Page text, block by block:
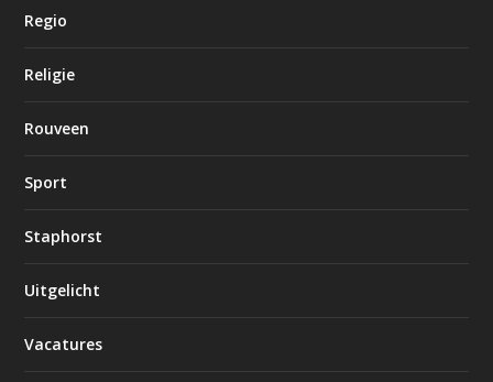
Regio
Religie
Rouveen
Sport
Staphorst
Uitgelicht
Vacatures